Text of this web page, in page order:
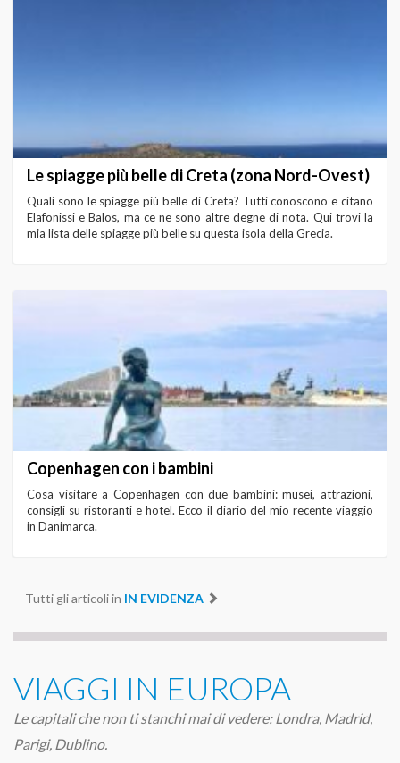
Le spiagge più belle di Creta (zona Nord-Ovest)
Quali sono le spiagge più belle di Creta? Tutti conoscono e citano
Elafonissi e Balos, ma ce ne sono altre degne di nota. Qui trovi la
mia lista delle spiagge più belle su questa isola della Grecia.
Copenhagen con i bambini
Cosa visitare a Copenhagen con due bambini: musei, attrazioni,
consigli su ristoranti e hotel. Ecco il diario del mio recente viaggio
in Danimarca.
Tutti gli articoli in IN EVIDENZA
VIAGGI IN EUROPA
Le capitali che non ti stanchi mai di vedere: Londra, Madrid,
Parigi, Dublino.